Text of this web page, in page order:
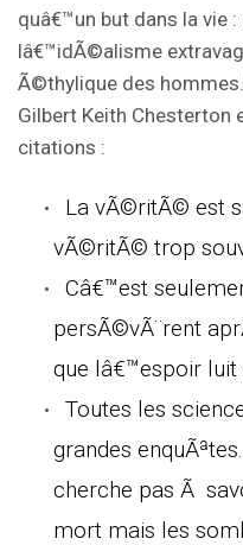
quâ€™un but dans la vie
lâ€™idÃ©alisme
Ã©thylique des
Gilbert Keith Chesterton
citations :
La vÃ©ritÃ© est
vÃ©ritÃ© trop
Câ€™est
persÃ©vÃ¨rent
que lâ€™espoir luit
Toutes les
grandes
cherche pas Ã
mort mais les